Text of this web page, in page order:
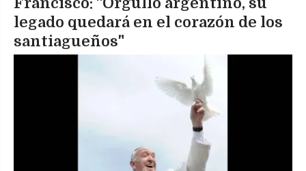
legado quedará en el corazón de los
santiagueños"